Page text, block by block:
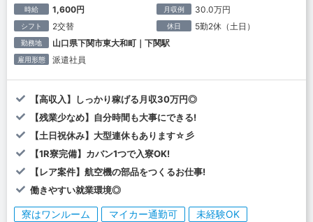
時給 1,600円 月収例 30.0万円
シフト 2交替 休日 5勤2休（土日）
勤務地 山口県下関市東大和町｜下関駅
雇用形態 派遣社員
【高収入】しっかり稼げる月収30万円◎
【残業少なめ】自分時間も大事にできる!
【土日祝休み】大型連休もあります☆彡
【1R寮完備】カバン1つで入寮OK!
【レア案件】航空機の部品をつくるお仕事!
働きやすい就業環境◎
寮はワンルーム マイカー通勤可
未経験OK